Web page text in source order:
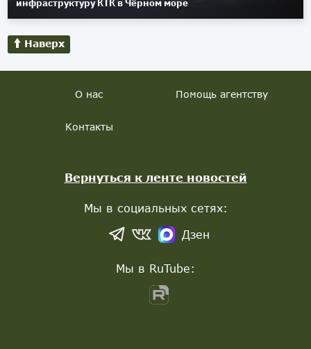
инфраструктуру КТК в Чёрном море
Наверх
О нас Помощь агентству
Контакты
Вернуться к ленте новостей
Мы в социальных сетях:
Дзен
Мы в RuTube: